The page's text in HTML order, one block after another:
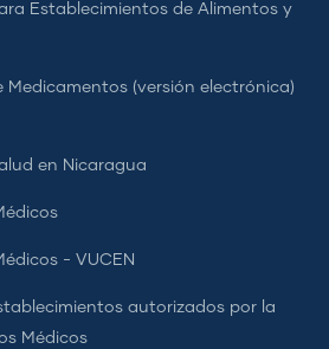
Establecimientos de Alimentos y
Medicamentos (versión electrónica)
en Nicaragua
- VUCEN
autorizados por la
Médicos